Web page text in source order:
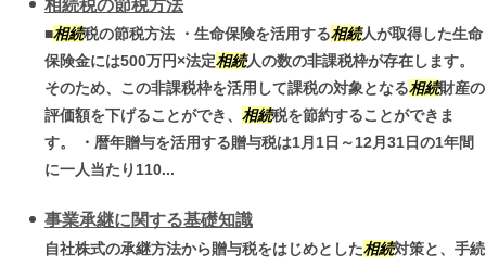
相続税の節税方法
■相続税の節税方法 ・生命保険を活用する相続人が取得した生命
保険金には500万円×法定相続人の数の非課税枠が存在します。
そのため、この非課税枠を活用して課税の対象となる相続財産の
評価額を下げることができ、 相続税を節約することができま
す。 ・暦年贈与を活用する贈与税は1月1日～12月31日の1年間
に一人当たり110...
事業承継に関する基礎知識
自社株式の承継方法から贈与税をはじめとした相続対策と、手続